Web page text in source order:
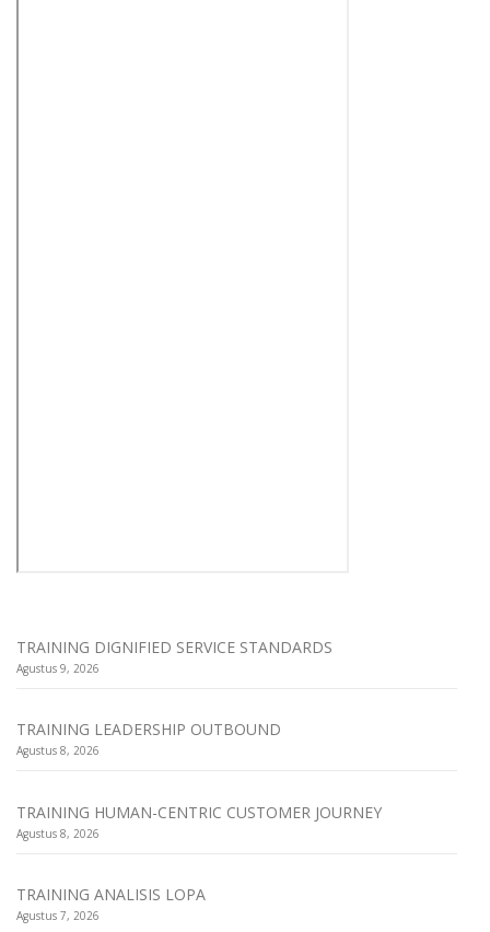
TRAINING DIGNIFIED SERVICE STANDARDS
Agustus 9, 2026
TRAINING LEADERSHIP OUTBOUND
Agustus 8, 2026
TRAINING HUMAN-CENTRIC CUSTOMER JOURNEY
Agustus 8, 2026
TRAINING ANALISIS LOPA
Agustus 7, 2026